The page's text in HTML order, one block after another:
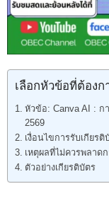
เลือกหัวข้อที่ต้องก
หัวข้อ: Canva AI : ก
2569
เงื่อนไขการรับเกียรติ
เหตุผลที่ไม่ควรพลาด
ตัวอย่างเกียรติบัตร